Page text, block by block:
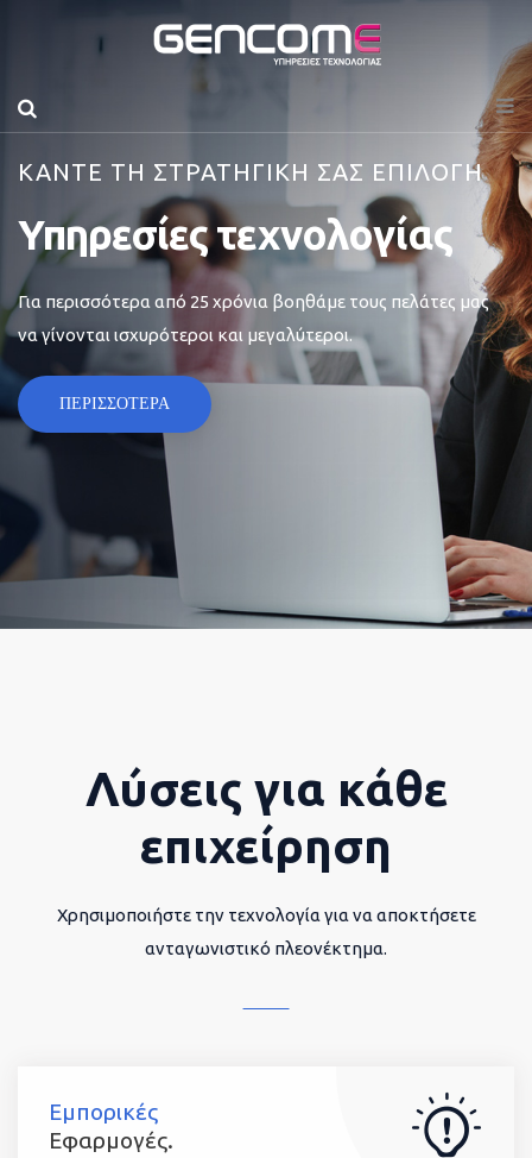
ΚΑΝΤΕ ΤΗ ΣΤΡΑΤΗΓΙΚΗ ΣΑΣ ΕΠΙΛΟΓΗ
Υπηρεσίες τεχνολογίας
Για περισσότερα από 25 χρόνια βοηθάμε τους πελάτες μας
να γίνονται ισχυρότεροι και μεγαλύτεροι.
ΠΕΡΙΣΣΟΤΕΡΑ
Λύσεις για κάθε
επιχείρηση
Χρησιμοποιήστε την τεχνολογία για να αποκτήσετε
ανταγωνιστικό πλεονέκτημα.
Εμπορικές
Εφαρμογές.